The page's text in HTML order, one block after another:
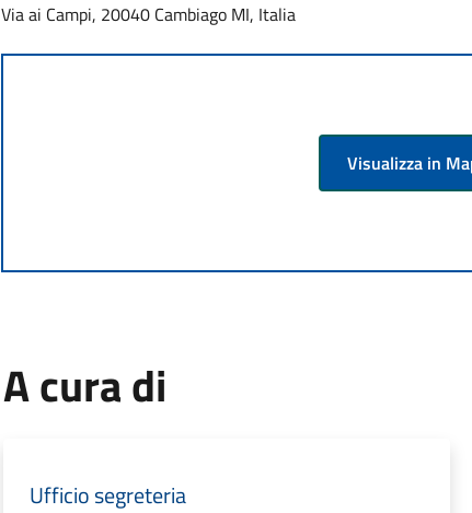
Via ai Campi, 20040 Cambiago MI, Italia
Visualizza in
A cura di
Ufficio segreteria